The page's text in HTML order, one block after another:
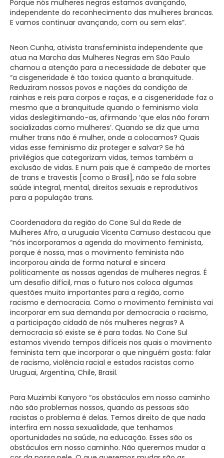
Porque nós mulheres negras estamos avançando,
independente do reconhecimento das mulheres brancas.
E vamos continuar avançando, com ou sem elas”.
Neon Cunha, ativista transfeminista independente que
atua na Marcha das Mulheres Negras em São Paulo
chamou a atenção para a necessidade de debater que
“a cisgeneridade é tão toxica quanto a branquitude.
Reduziram nossos povos e nações da condição de
rainhas e reis para corpos e raças, e a cisgeneridade faz o
mesmo que a branquitude quando o feminismo viola
vidas deslegitimando-as, afirmando ‘que elas não foram
socializadas como mulheres’. Quando se diz que uma
mulher trans não é mulher, onde a colocamos? Quais
vidas esse feminismo diz proteger e salvar? Se há
privilégios que categorizam vidas, temos também a
exclusão de vidas. E num pais que é campeão de mortes
de trans e travestis [como o Brasil], não se fala sobre
saúde integral, mental, direitos sexuais e reprodutivos
para a população trans.
Coordenadora da região do Cone Sul da Rede de
Mulheres Afro, a uruguaia Vicenta Camuso destacou que
“nós incorporamos a agenda do movimento feminista,
porque é nossa, mas o movimento feminista não
incorporou ainda de forma natural e sincera
politicamente as nossas agendas de mulheres negras. É
um desafio difícil, mas o futuro nos coloca algumas
questões muito importantes para a região, como
racismo e democracia. Como o movimento feminista vai
incorporar em sua demanda por democracia o racismo,
a participação cidadã de nós mulheres negras? A
democracia só existe se é para todas. No Cone Sul
estamos vivendo tempos difíceis nos quais o movimento
feminista tem que incorporar o que ninguém gosta: falar
de racismo, violência racial e estados racistas como
Uruguai, Argentina, Chile, Brasil.
Para Muzimbi Kanyoro “os obstáculos em nosso caminho
não são problemas nossos, quando as pessoas são
racistas o problema é delas. Temos direito de que nada
interfira em nossa sexualidade, que tenhamos
oportunidades na saúde, na educação. Esses são os
obstáculos em nosso caminho. Não queremos mudar a